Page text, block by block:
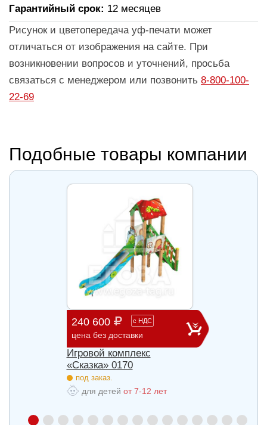
Гарантийный срок: 12 месяцев
Рисунок и цветопередача уф-печати может
отличаться от изображения на сайте. При
возникновении вопросов и уточнений, просьба
связаться с менеджером или позвонить 8-800-100-
22-69
Подобные товары компании
240 600 с НДС
цена без доставки
Игровой комплекс
«Сказка» 0170
под заказ.
для детей от 7-12 лет